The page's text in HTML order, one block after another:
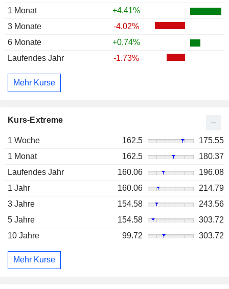
1 Monat
+4.41%
3 Monate
-4.02%
6 Monate
+0.74%
Laufendes Jahr
-1.73%
Mehr Kurse
Kurs-Extreme
1 Woche 162.5
175.55
1 Monat
162.5
180.37
Laufendes Jahr
160.06
196.08
1 Jahr
160.06
214.79
3 Jahre
154.58
243.56
5 Jahre
154.58
303.72
10 Jahre
99.72 303.72
Mehr Kurse